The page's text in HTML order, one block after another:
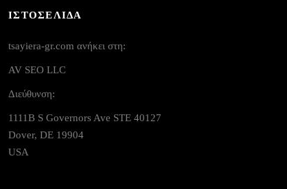
ΙΣΤΟΣΕΛΙΔΑ
tsayiera-gr.com ανήκει στη:
AV SEO LLC
Διεύθυνση:
1111B S Governors Ave STE 40127
Dover, DE 19904
USA